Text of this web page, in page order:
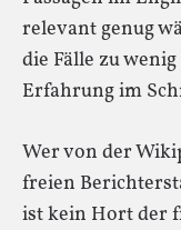
relevant genug
die Fälle zu
Erfahrung im
Wer von der
freien
ist kein Hort der